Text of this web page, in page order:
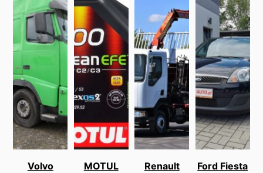
Volvo
MOTUL
Renault
Ford Fiesta